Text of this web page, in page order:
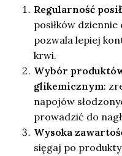
Regularność
posiłków
pozwala lepiej
krwi.
Wybór
glikemicznym:
napojów
prowadzić do
Wysoka
sięgaj po